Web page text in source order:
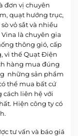
đơn vị chuyên
quạt hướng trục,
vỏ sắt và nhiều
là chuyên gia
thông gió, cấp
vì thế Quạt Điện
hàng mua đúng
những sản phẩm
thể mua bất cứ
liên hệ với
Hiện công ty có
tư vấn và báo giá